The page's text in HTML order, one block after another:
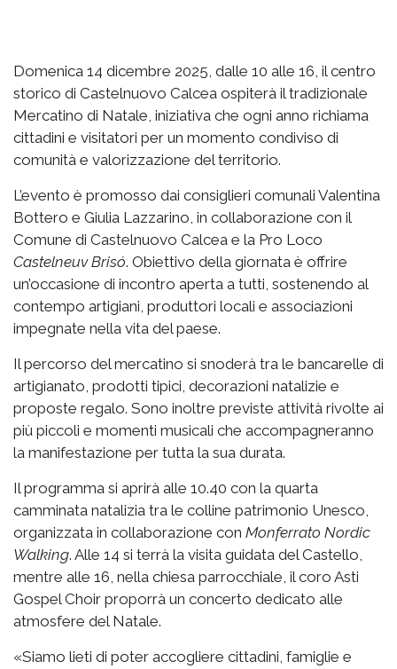
Domenica 14 dicembre 2025, dalle 10 alle 16, il centro
storico di Castelnuovo Calcea ospiterà il tradizionale
Mercatino di Natale, iniziativa che ogni anno richiama
cittadini e visitatori per un momento condiviso di
comunità e valorizzazione del territorio.
L’evento è promosso dai consiglieri comunali Valentina
Bottero e Giulia Lazzarino, in collaborazione con il
Comune di Castelnuovo Calcea e la Pro Loco
Castelneuv Brisó. Obiettivo della giornata è offrire
un’occasione di incontro aperta a tutti, sostenendo al
contempo artigiani, produttori locali e associazioni
impegnate nella vita del paese.
Il percorso del mercatino si snoderà tra le bancarelle di
artigianato, prodotti tipici, decorazioni natalizie e
proposte regalo. Sono inoltre previste attività rivolte ai
più piccoli e momenti musicali che accompagneranno
la manifestazione per tutta la sua durata.
Il programma si aprirà alle 10.40 con la quarta
camminata natalizia tra le colline patrimonio Unesco,
organizzata in collaborazione con Monferrato Nordic
Walking. Alle 14 si terrà la visita guidata del Castello,
mentre alle 16, nella chiesa parrocchiale, il coro Asti
Gospel Choir proporrà un concerto dedicato alle
atmosfere del Natale.
«Siamo lieti di poter accogliere cittadini, famiglie e